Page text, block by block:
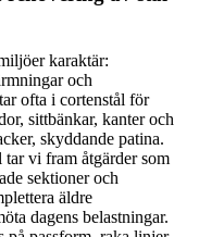
karaktär:
och
ofta i cortenstål för
sittbänkar, kanter och
skyddande patina.
vi fram åtgärder som
sektioner och
äldre
dagens belastningar.